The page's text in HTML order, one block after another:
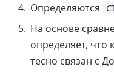
Определяются
На основе
определяет, что
тесно связан с